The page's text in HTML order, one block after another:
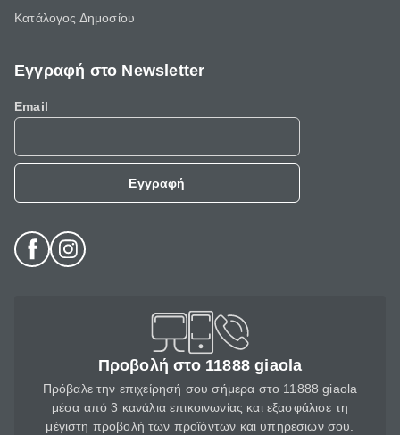
Κατάλογος Δημοσίου
Εγγραφή στο Newsletter
Email
Εγγραφή
Προβολή στο 11888 giaola
Πρόβαλε την επιχείρησή σου σήμερα στο 11888 giaola
μέσα από 3 κανάλια επικοινωνίας και εξασφάλισε τη
μέγιστη προβολή των προϊόντων και υπηρεσιών σου.